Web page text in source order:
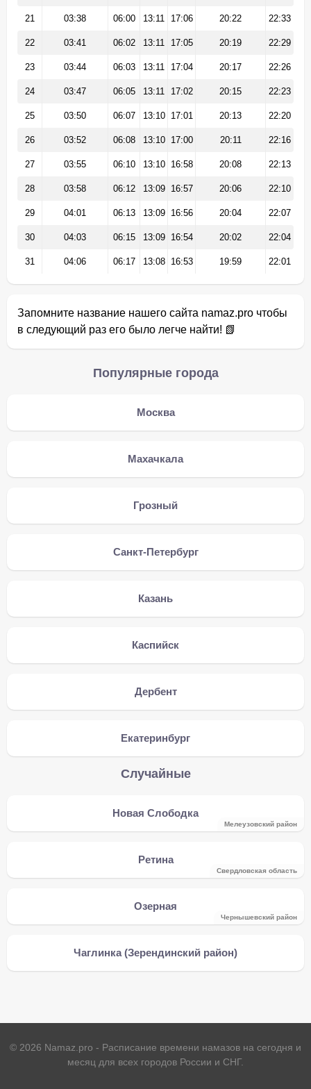
21 03:38 06:00 13:11 17:06 20:22 22:33
22 03:41 06:02 13:11 17:05 20:19 22:29
23 03:44 06:03 13:11 17:04 20:17 22:26
24 03:47 06:05 13:11 17:02 20:15 22:23
25 03:50 06:07 13:10 17:01 20:13 22:20
26 03:52 06:08 13:10 17:00 20:11 22:16
27 03:55 06:10 13:10 16:58 20:08 22:13
28 03:58 06:12 13:09 16:57 20:06 22:10
29 04:01 06:13 13:09 16:56 20:04 22:07
30 04:03 06:15 13:09 16:54 20:02 22:04
31 04:06 06:17 13:08 16:53 19:59 22:01
Запомните название нашего сайта namaz.pro чтобы
в следующий раз его было легче найти! 📗
Популярные города
Москва
Махачкала
Грозный
Санкт-Петербург
Казань
Каспийск
Дербент
Екатеринбург
Случайные
Новая Слободка
Мелеузовский район
Ретина
Свердловская область
Озерная
Чернышевский район
Чаглинка (Зерендинский район)
© 2026 Namaz.pro - Расписание времени намазов на сегодня и
месяц для всех городов России и СНГ.